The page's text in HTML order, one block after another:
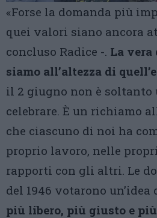
«Forse la domanda più
quei valori siano ancora
concluso Radice -. La vera
siamo all’altezza di
il 2 giugno non è soltanto
celebrare. È un richiamo
che ciascuno di noi ha
proprio lavoro, nelle
rapporti con gli altri. Le
del 1946 votarono
più libero, più giusto e